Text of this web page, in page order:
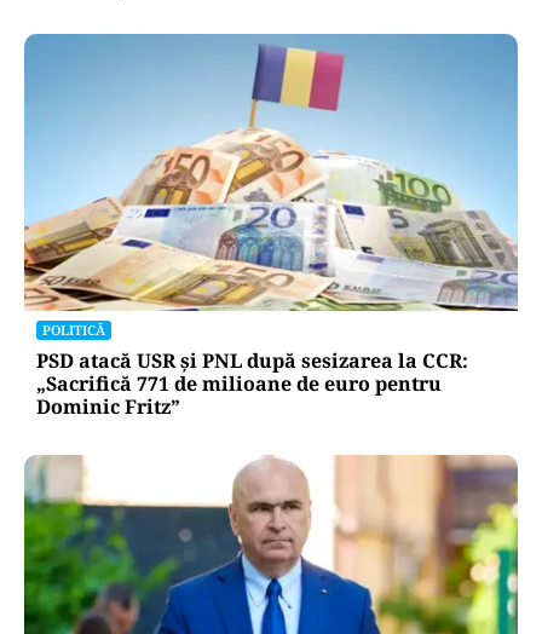
POLITICĂ
PSD atacă USR și PNL după sesizarea la CCR:
„Sacrifică 771 de milioane de euro pentru
Dominic Fritz”